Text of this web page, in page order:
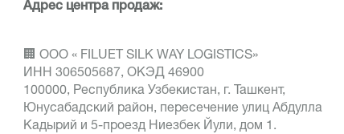
Адрес центра продаж:
🏢 ООО « FILUET SILK WAY LOGISTICS»
ИНН 306505687, ОКЭД 46900
100000, Республика Узбекистан, г. Ташкент,
Юнусабадский район, пересечение улиц Абдулла
Кадырий и 5-проезд Ниезбек Йули, дом 1.